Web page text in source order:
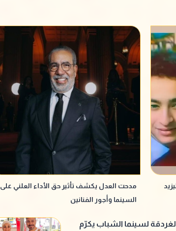
مدحت العدل يكشف تأثير حق الأداء العلني على
السينما وأجور الفنانين
لسينما الشباب يكرّم